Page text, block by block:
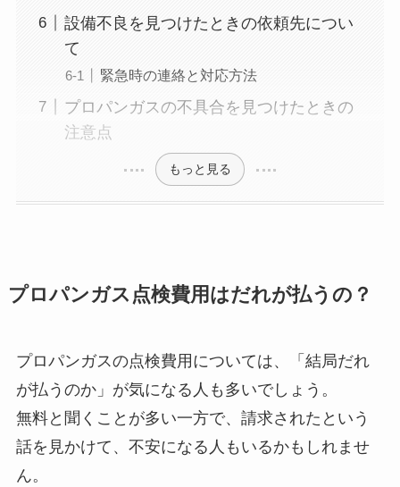
設備不良を見つけたときの依頼先につい
て
緊急時の連絡と対応方法
プロパンガスの不具合を見つけたときの
注意点
もっと見る
プロパンガス点検費用はだれが払うの？
プロパンガスの点検費用については、「結局だれ
が払うのか」が気になる人も多いでしょう。
無料と聞くことが多い一方で、請求されたという
話を見かけて、不安になる人もいるかもしれませ
ん。